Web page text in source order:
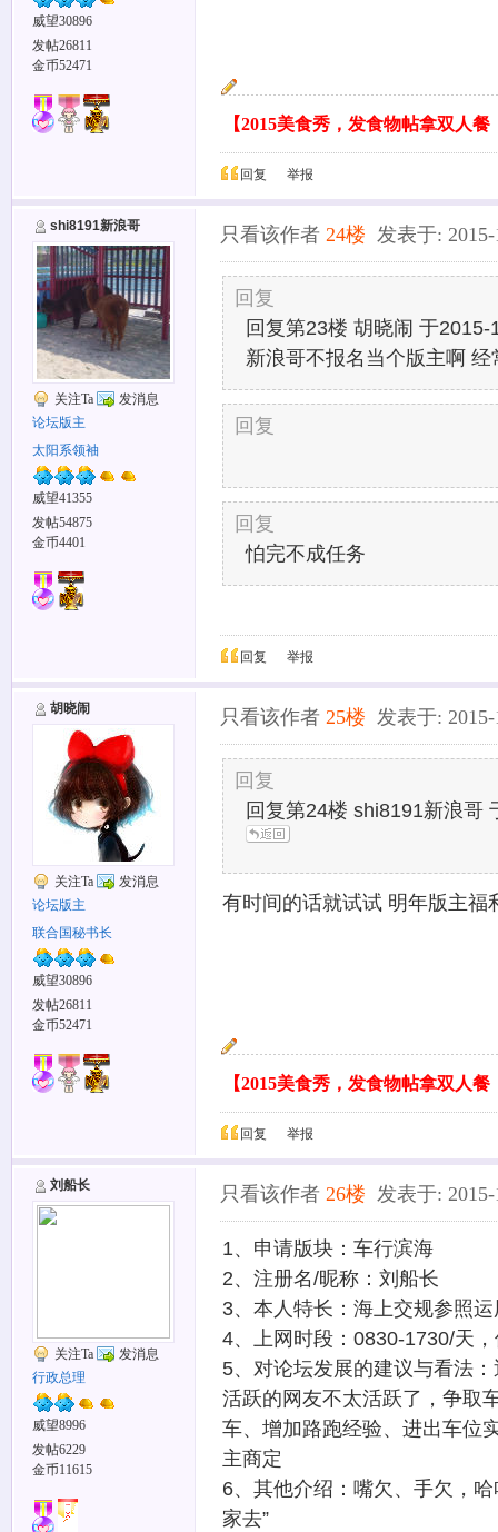
威望30896
发帖26811
金币52471
【2015美食秀，发食物帖拿双人
回复 举报
shi8191新浪哥
关注Ta
发消息
论坛版主
太阳系领袖
威望41355
发帖54875
金币4401
只看该作者 24楼 发表于: 2015-
回复
回复第23楼 胡晓闹 于
新浪哥不报名当个版主啊 经
回复
回复
怕完不成任务
回复 举报
胡晓闹
关注Ta
发消息
论坛版主
联合国秘书长
威望30896
发帖26811
金币52471
只看该作者 25楼 发表于: 2015-
回复
回复第24楼 shi8191新浪哥
有时间的话就试试 明年版主福
【2015美食秀，发食物帖拿双人
回复 举报
刘船长
关注Ta
发消息
行政总理
威望8996
发帖6229
金币11615
只看该作者 26楼 发表于: 2015-
1、申请版块：车行滨海
2、注册名/昵称：刘船长
3、本人特长：海上交规参照
4、上网时段：0830-1730/天
5、对论坛发展的建议与看法
活跃的网友不太活跃了，争取
车、增加路跑经验、进出车位
主商定
6、其他介绍：嘴欠、手欠，
家去”